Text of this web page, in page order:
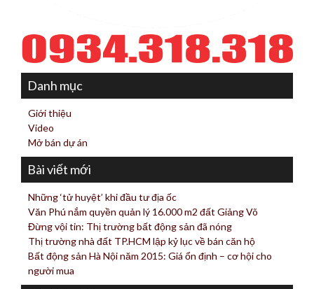
Danh mục
Giới thiệu
Video
Mở bán dự án
Bài viết mới
Những ‘tử huyệt’ khi đầu tư địa ốc
Văn Phú nắm quyền quản lý 16.000 m2 đất Giảng Võ
Đừng vội tin: Thị trường bất động sản đã nóng
Thị trường nhà đất TP.HCM lập kỷ lục về bán căn hộ
Bất động sản Hà Nội năm 2015: Giá ổn định – cơ hội cho
người mua